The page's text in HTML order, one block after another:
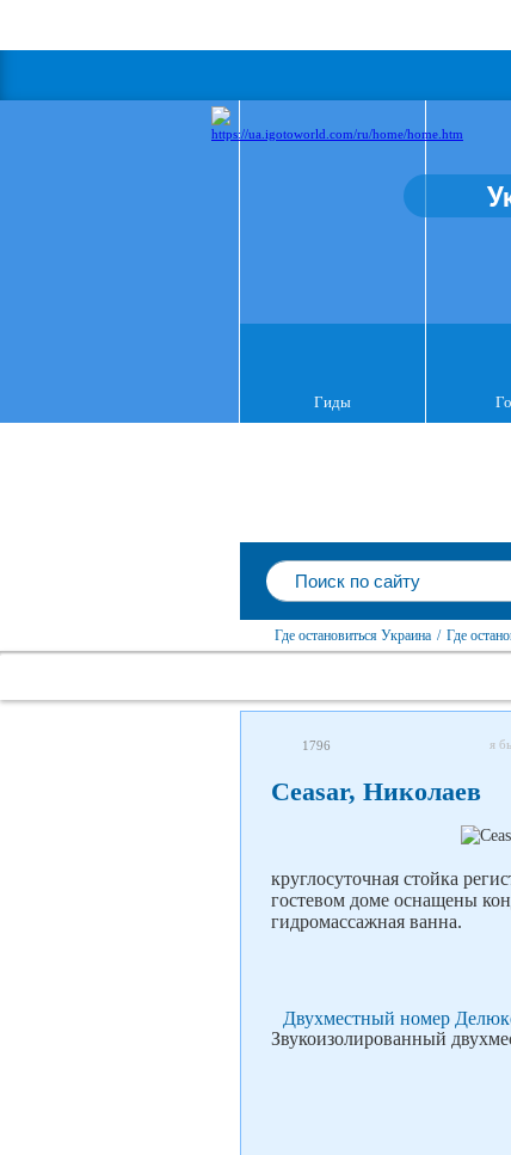
Гиды
Где остановиться Украина / Где
1796 я
Ceasar, Николаев
круглосуточная стойка
гостевом доме оснащены
гидромассажная ванна.
Двухместный номер
Звукоизолированный